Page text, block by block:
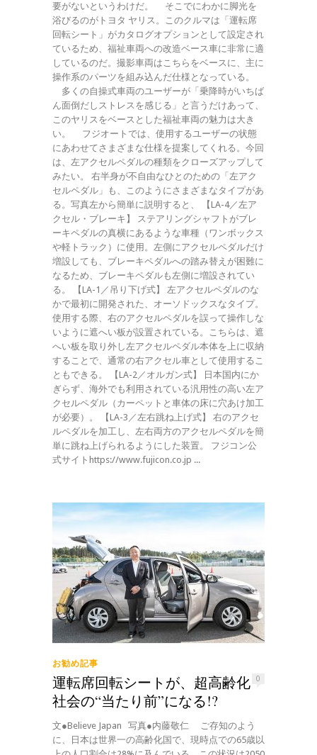
要がないというわけだ。 そこでにわかに脚光を
浴びるのがトヨタ ヤリス。このクルマは「運転席
回転シート」がカタログオプションとして設定され
ているため、福祉車両への改造ベース車に非常に適
しているのだ。撮影車両はこちらをベースに、主に
操作系のパーツを組み込んだ仕様となっている。
多くの自操式車両のユーザーが「乗降時がいちば
ん面倒だしストレスを感じる」と言うだけあって、
このヤリスをベースとした福祉車両の魅力は大き
い。 フジオートでは、使用するユーザーの状態
にあわせてさまざまな仕様を提案してくれる。今回
は、左アクセルペダルの種類をクローズアップして
みたい。 右半身が不自由なひとのための「左アク
セルペダル」も、このようにさまざまなタイプがあ
る。写真左から簡単に説明すると、 【LA-4／左ア
クセル・ブレーキ】 ステアリングシャフトがブレ
ーキペダルの真横にあるような車種（ワンボックス
や軽トラック）に使用。左側にアクセルペダルだけ
増設しても、ブレーキペダルへの踏み替えが困難に
なるため、ブレーキペダルも左側に増設されてい
る。 【LA-1／吊り下げ式】 左アクセルペダルのな
かで最初に開発された、オーソドックスなタイプ。
使用する際、右のアクセルペダルを誤って操作しな
いように遮へい板が設置されている。こちらは、遮
へい板を取り外し左アクセルペダル本体を上に収納
することで、通常の右アクセル車として使用するこ
ともできる。 【LA-2／オルガン式】 日本国内にか
ぎらず、海外でも利用されている汎用性の高い左ア
クセルペダル（カーペットと車体の床に穴あけ加工
が必要）。 【LA-3／左右跳ね上げ式】 右のアクセ
ルペダルを加工し、左右両方のアクセルペダルを簡
単に跳ね上げられるようにした装置。 フジコン公
式サイトhttps://www.fujicon.co.jp ...
お勧め記事
0
運転席回転シートが、超高齢化
社会の“当たり前”になる!?
文●Believe Japan 写真●内藤敬仁 ご存知のよう
に、日本は世界一の高齢化国で、現時点での65歳以